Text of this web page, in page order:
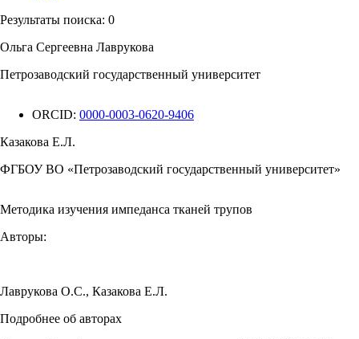
Результаты поиска: 0
Ольга Сергеевна Лаврукова
Петрозаводский государственный университет
ORCID: 0000-0003-0620-9406
Казакова Е.Л.
ФГБОУ ВО «Петрозаводский государственный университет»
Методика изучения импеданса тканей трупов
Авторы:
Лаврукова О.С., Казакова Е.Л.
Подробнее об авторах